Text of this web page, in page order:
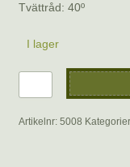
Tvättråd: 40º
I lager
Grillvante
svamp
mängd
Lägg till
Artikelnr: 5008